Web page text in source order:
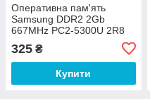
Оперативна пам'ять
Samsung DDR2 2Gb
667MHz PC2-5300U 2R8
CL5 (M378T5663RZ3-CE6)
Б/В
325 ₴
Купити